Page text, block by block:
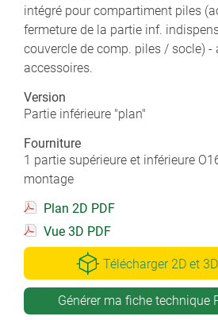
intégré pour compartiment piles
fermeture de la partie inf.
couvercle de comp. piles / socle) -
accessoires.
Version
Partie inférieure "plan"
Fourniture
1 partie supérieure et inférieure
montage
Plan 2D PDF
Vue 3D PDF
Télécharger 2D et 3D
Générer ma fiche technique